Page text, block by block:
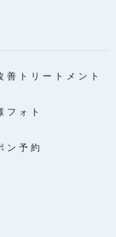
善トリートメント
フォト
ン予約